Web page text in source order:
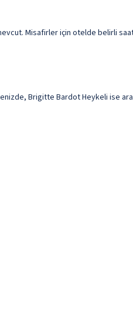
Misafirler için otelde belirli
Brigitte Bardot Heykeli ise